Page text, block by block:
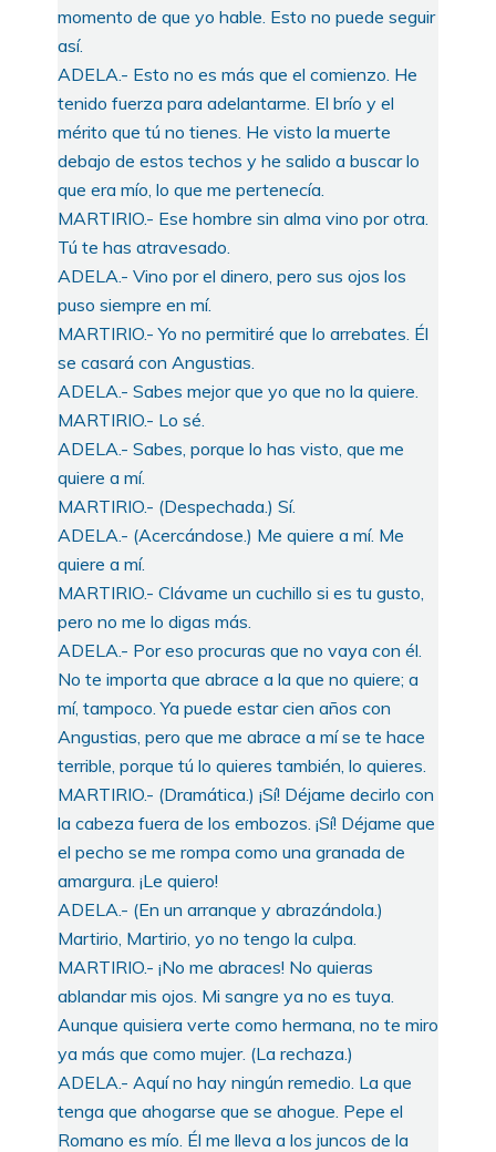
momento de que yo hable. Esto no puede seguir
así.
ADELA.- Esto no es más que el comienzo. He
tenido fuerza para adelantarme. El brío y el
mérito que tú no tienes. He visto la muerte
debajo de estos techos y he salido a buscar lo
que era mío, lo que me pertenecía.
MARTIRIO.- Ese hombre sin alma vino por otra.
Tú te has atravesado.
ADELA.- Vino por el dinero, pero sus ojos los
puso siempre en mí.
MARTIRIO.- Yo no permitiré que lo arrebates. Él
se casará con Angustias.
ADELA.- Sabes mejor que yo que no la quiere.
MARTIRIO.- Lo sé.
ADELA.- Sabes, porque lo has visto, que me
quiere a mí.
MARTIRIO.- (Despechada.) Sí.
ADELA.- (Acercándose.) Me quiere a mí. Me
quiere a mí.
MARTIRIO.- Clávame un cuchillo si es tu gusto,
pero no me lo digas más.
ADELA.- Por eso procuras que no vaya con él.
No te importa que abrace a la que no quiere; a
mí, tampoco. Ya puede estar cien años con
Angustias, pero que me abrace a mí se te hace
terrible, porque tú lo quieres también, lo quieres.
MARTIRIO.- (Dramática.) ¡Sí! Déjame decirlo con
la cabeza fuera de los embozos. ¡Sí! Déjame que
el pecho se me rompa como una granada de
amargura. ¡Le quiero!
ADELA.- (En un arranque y abrazándola.)
Martirio, Martirio, yo no tengo la culpa.
MARTIRIO.- ¡No me abraces! No quieras
ablandar mis ojos. Mi sangre ya no es tuya.
Aunque quisiera verte como hermana, no te miro
ya más que como mujer. (La rechaza.)
ADELA.- Aquí no hay ningún remedio. La que
tenga que ahogarse que se ahogue. Pepe el
Romano es mío. Él me lleva a los juncos de la